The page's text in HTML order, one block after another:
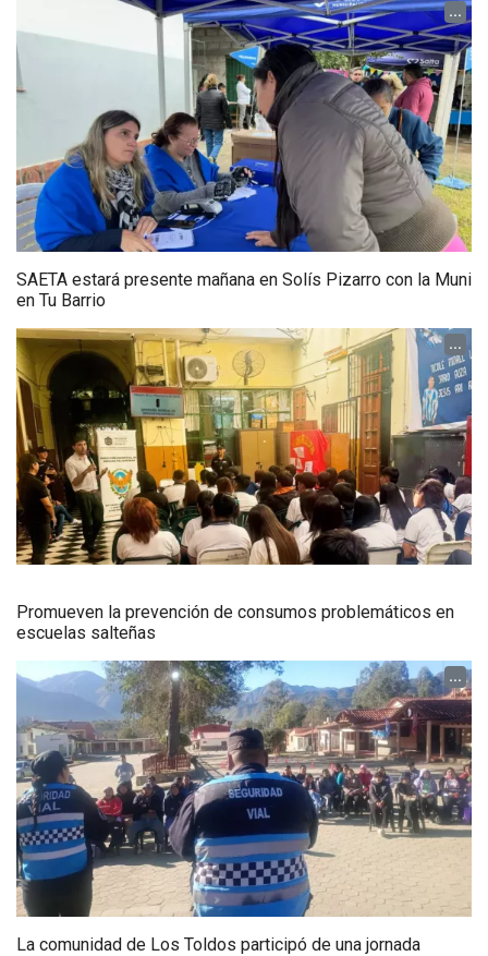
...
SAETA estará presente mañana en Solís Pizarro con la Muni
en Tu Barrio
...
Promueven la prevención de consumos problemáticos en
escuelas salteñas
...
La comunidad de Los Toldos participó de una jornada